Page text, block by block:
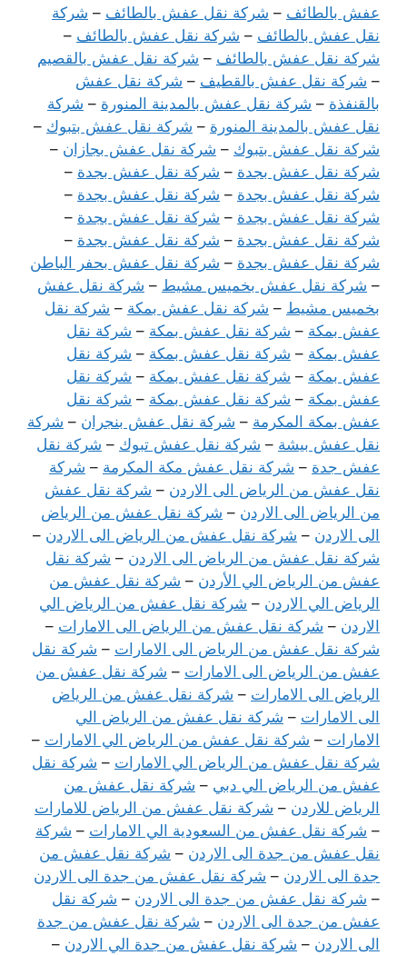
عفش بالطائف – شركة نقل عفش بالطائف – شركة
نقل عفش بالطائف – شركة نقل عفش بالطائف –
شركة نقل عفش بالطائف – شركة نقل عفش بالقصيم
– شركة نقل عفش بالقطيف – شركة نقل عفش
بالقنفذة – شركة نقل عفش بالمدينة المنورة – شركة
نقل عفش بالمدينة المنورة – شركة نقل عفش بتبوك –
شركة نقل عفش بتبوك – شركة نقل عفش بجازان –
شركة نقل عفش بجدة – شركة نقل عفش بجدة –
شركة نقل عفش بجدة – شركة نقل عفش بجدة –
شركة نقل عفش بجدة – شركة نقل عفش بجدة –
شركة نقل عفش بجدة – شركة نقل عفش بجدة –
شركة نقل عفش بجدة – شركة نقل عفش بحفر الباطن
– شركة نقل عفش بخميس مشيط – شركة نقل عفش
بخميس مشيط – شركة نقل عفش بمكة – شركة نقل
عفش بمكة – شركة نقل عفش بمكة – شركة نقل
عفش بمكة – شركة نقل عفش بمكة – شركة نقل
عفش بمكة – شركة نقل عفش بمكة – شركة نقل
عفش بمكة – شركة نقل عفش بمكة – شركة نقل
عفش بمكة المكرمة – شركة نقل عفش بنجران – شركة
نقل عفش بيشة – شركة نقل عفش تبوك – شركة نقل
عفش جدة – شركة نقل عفش مكة المكرمة – شركة
نقل عفش من الرياض الى الاردن – شركة نقل عفش
من الرياض الى الاردن – شركة نقل عفش من الرياض
الى الاردن – شركة نقل عفش من الرياض الى الاردن –
شركة نقل عفش من الرياض الى الاردن – شركة نقل
عفش من الرياض الي الأردن – شركة نقل عفش من
الرياض الي الاردن – شركة نقل عفش من الرياض الي
الاردن – شركة نقل عفش من الرياض الى الامارات –
شركة نقل عفش من الرياض الى الامارات – شركة نقل
عفش من الرياض الى الامارات – شركة نقل عفش من
الرياض الى الامارات – شركة نقل عفش من الرياض
الى الامارات – شركة نقل عفش من الرياض الي
الامارات – شركة نقل عفش من الرياض الي الامارات –
شركة نقل عفش من الرياض الي الامارات – شركة نقل
عفش من الرياض الي دبي – شركة نقل عفش من
الرياض للاردن – شركة نقل عفش من الرياض للامارات
– شركة نقل عفش من السعودية الي الامارات – شركة
نقل عفش من جدة الى الاردن – شركة نقل عفش من
جدة الى الاردن – شركة نقل عفش من جدة الى الاردن
– شركة نقل عفش من جدة الى الاردن – شركة نقل
عفش من جدة الى الاردن – شركة نقل عفش من جدة
الى الاردن – شركة نقل عفش من جدة الي الاردن –